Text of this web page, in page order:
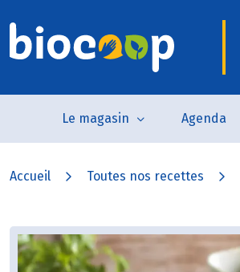
Le magasin Agenda
Accueil Toutes nos recettes